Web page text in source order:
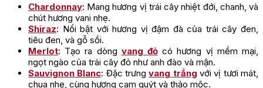
Chardonnay: Mang hương vị trái cây nhiệt đới, chanh, và
chút hương vani nhẹ.
Shiraz: Nổi bật với hương vị đậm đà của trái cây đen,
tiêu đen, và gỗ sồi.
Merlot: Tạo ra dòng vang đỏ có hương vị mềm mại,
ngọt ngào của trái cây đỏ như anh đào và mận.
Sauvignon Blanc: Đặc trưngvang trắng với vị tươi mát,
chua nhẹ, cùng hương cam quýt và thảo mộc.